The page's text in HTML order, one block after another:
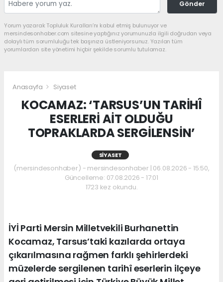
Gönder
Yorum yazarak Topluluk Kuralları’nı kabul etmiş bulunuyor ve
mersindesonhaber.com sitesine yaptığınız yorumunuzla ilgili doğrudan veya
dolaylı tüm sorumluluğu tek başınıza üstleniyorsunuz. Yazılan tüm
yorumlardan site yönetimi hiçbir şekilde sorumlu tutulamaz.
Anasayfa Siyaset
KOCAMAZ: ‘TARSUS’UN TARİHÎ
ESERLERİ AİT OLDUĞU
TOPRAKLARDA SERGİLENSİN’
SIYASET
(mersindesonhaber) - mersindesonhaber | 06.08.2026 - 15:50,
Güncelleme: 07.08.2026 - 17:01
1723 kez okundu.
İYİ Parti Mersin Milletvekili Burhanettin
Kocamaz, Tarsus’taki kazılarda ortaya
çıkarılmasına rağmen farklı şehirlerdeki
müzelerde sergilenen tarihî eserlerin ilçeye